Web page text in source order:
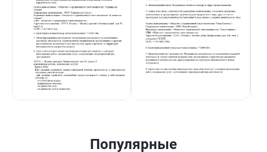
Популярные